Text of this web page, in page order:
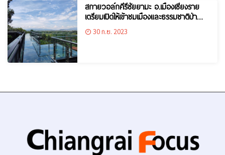
สกายวอล์กคีรีชัยยามะ อ.เมืองเชียงราย
เตรียมเปิดให้เข้าชมเมืองและธรรมชาติป่า
ดอยสะเก็น
30 ก.ย. 2023